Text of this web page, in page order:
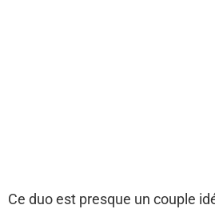
Ce duo est presque un couple